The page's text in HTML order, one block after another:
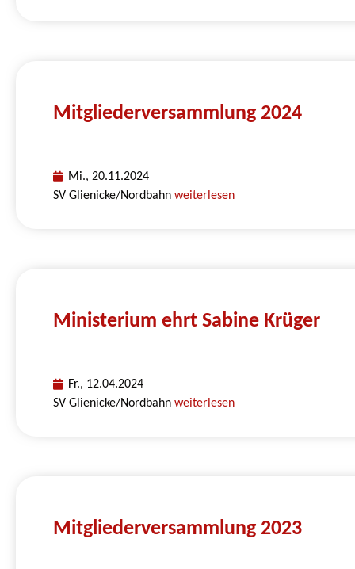
Mitgliederversammlung 2024
Mi., 20.11.2024
SV Glienicke/Nordbahnweiterlesen
Ministerium ehrt Sabine Krüger
Fr., 12.04.2024
SV Glienicke/Nordbahnweiterlesen
Mitgliederversammlung 2023